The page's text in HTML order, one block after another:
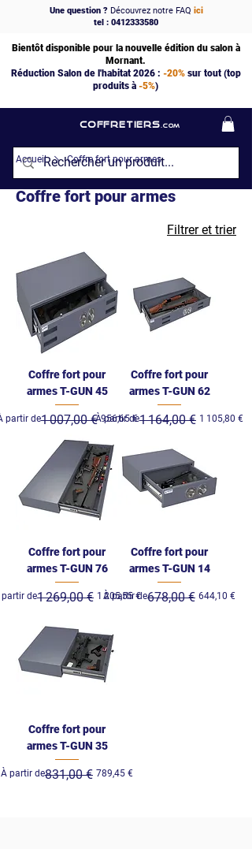
COFFRETIERS .COM
Une question ?Découvrez notre FAQ ici
tel : 0412333580
Bientôt disponible pour la nouvelle édition du salon à
Mornant.
Réduction Salon de l'habitat 2026 : -20%sur tout (top
produits à -5%)
Accueil Coffre fort pour armes
Coffre fort pour armes
Filtrer et trier
Coffre fort pour
armes T-GUN 45
partir de
original1 007,00 € 956,65 €
promotionnel
Coffre fort pour
armes T-GUN 62
À partir de
Prix original1 164,00 € 1 105,80 €
Prix promotionnel
Coffre fort pour
armes T-GUN 76
partir de
original1 269,00 € 1 205,55 €
promotionnel
Coffre fort pour
armes T-GUN 14
À partir de
Prix original678,00 € 644,10 €
Prix promotionnel
Coffre fort pour
armes T-GUN 35
À partir de
Prix original831,00 € 789,45 €
Prix promotionnel